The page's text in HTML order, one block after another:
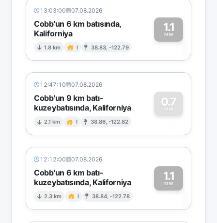
13:03:00 07.08.2026
Cobb'un 6 km batısında,
Kaliforniya
1.8 km I 38.83, -122.79
1.1
MW1
12:47:10 07.08.2026
Cobb'un 9 km batı-
kuzeybatısında, Kaliforniya
2.1 km I 38.86, -122.82
0.7
MW
0
12:12:00 07.08.2026
Cobb'un 6 km batı-
kuzeybatısında, Kaliforniya
2.3 km I 38.84, -122.78
1.1
MW1